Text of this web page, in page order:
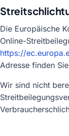
Die Europäische
Online-
https://
Adresse finden
Wir sind nicht